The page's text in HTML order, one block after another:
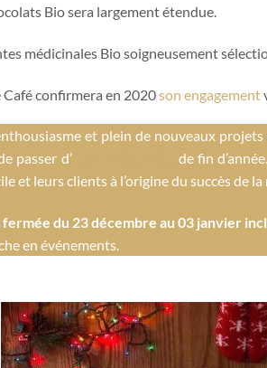
Bio sera largement étendue.
médicinales Bio soigneusement
confirmera en 2020son engagement
et plein de nouveaux
passer d’excellentes fêtes
de fin
et leurs clients à l’origine du succès de la
fermée du 23 décembre au 03 janvier
en événements.